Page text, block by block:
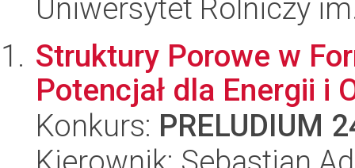
Uniwersytet Rolniczy
Struktury Porowe w
Potencjał dla Energii i
Konkurs: PRELUDIUM